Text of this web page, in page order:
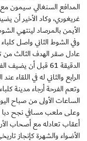
المدافع السنغالي سيمون مع
غريغوري، وكاد الأخير أن
الأيمن بالمرصاد لينتهي الشوط
وفي الشوط الثاني واصل
عادل صقر الهدف الثالث
الدقيقة 61 قبل أن
وتعم الفرحة أرجاء مدينة
الساعات الأولى من صباح
وعلى ملعب مسافي نجح دبا
الأضواء والشهرة كإنجاز